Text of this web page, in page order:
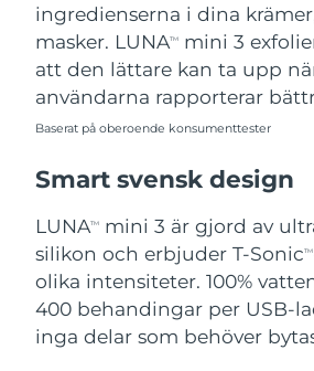
ingredienserna i dina
masker. LUNATM
mini 3
att den lättare kan ta upp
användarna rapporterar
Baserat på oberoende konsumenttester
Smart svensk design
LUNATM
mini 3 är gjord av
silikon och erbjuder T-SonicTM
olika intensiteter. 100%
400 behandingar per USB-
inga delar som behöver
Uzbekistan
Vietnam